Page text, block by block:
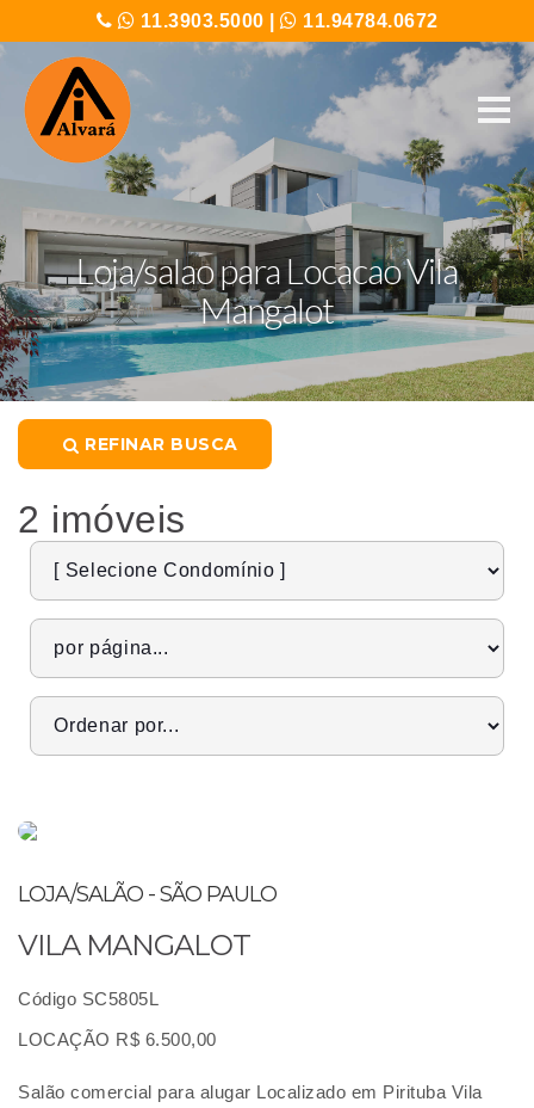
11.3903.5000 11.94784.0672
Loja/salao para Locacao Vila
Mangalot
REFINAR BUSCA
2 imóveis
LOJA/SALÃO - SÃO PAULO
VILA MANGALOT
Código SC5805L
LOCAÇÃO R$ 6.500,00
Salão comercial para alugar Localizado em Pirituba Vila